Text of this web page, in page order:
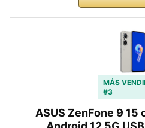
MÁS
#3
ASUS ZenFone 9 15